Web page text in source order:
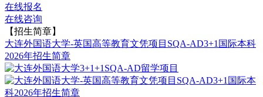
在线报名
在线咨询
【招生简章】
大连外国语大学-英国高等教育文凭项目SQA-AD3+1国际本科
2026年招生简章